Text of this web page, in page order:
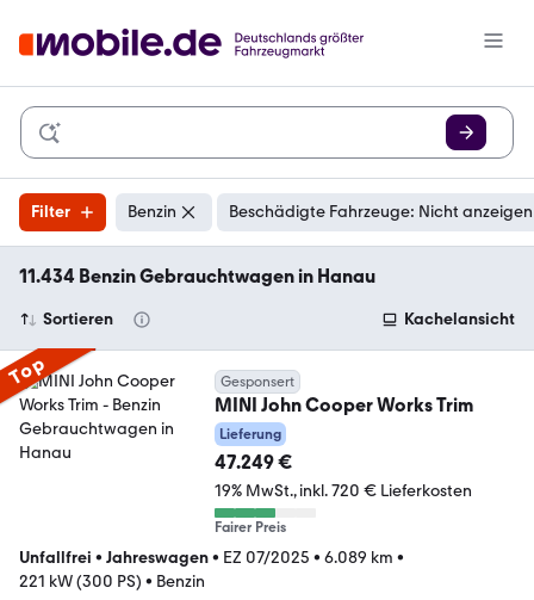
Filter Benzin Beschädigte Fahrzeuge: Nicht anzeigen
11.434 Benzin Gebrauchtwagen in Hanau
Sortieren Kachelansicht
Top Gesponsert
MINI John Cooper Works Trim
Lieferung
47.249 €
19% MwSt. inkl. 720 € Lieferkosten
Fairer Preis
Unfallfrei • Jahreswagen• EZ 07/2025 • 6.089 km •
221 kW (300 PS) • Benzin